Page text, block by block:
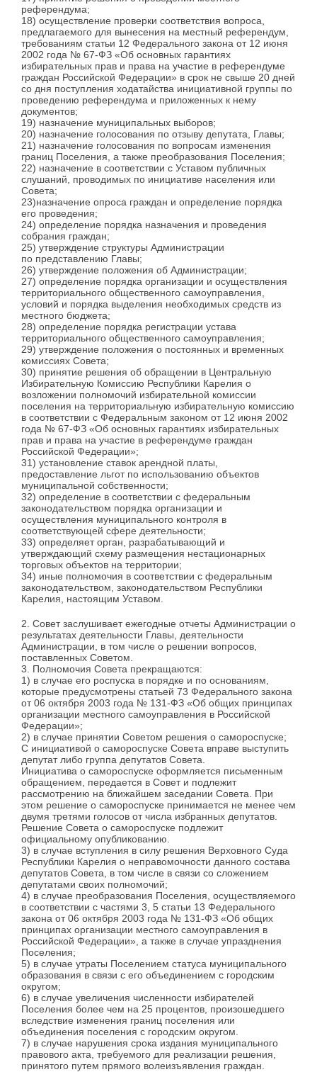
референдума;
18) осуществление проверки соответствия вопроса,
предлагаемого для вынесения на местный референдум,
требованиям статьи 12 Федерального закона от 12 июня
2002 года № 67-ФЗ «Об основных гарантиях
избирательных прав и права на участие в референдуме
граждан Российской Федерации» в срок не свыше 20 дней
со дня поступления ходатайства инициативной группы по
проведению референдума и приложенных к нему
документов;
19) назначение муниципальных выборов;
20) назначение голосования по отзыву депутата, Главы;
21) назначение голосования по вопросам изменения
границ Поселения, а также преобразования Поселения;
22) назначение в соответствии с Уставом публичных
слушаний, проводимых по инициативе населения или
Совета;
23)назначение опроса граждан и определение порядка
его проведения;
24) определение порядка назначения и проведения
собрания граждан;
25) утверждение структуры Администрации
по представлению Главы;
26) утверждение положения об Администрации;
27) определение порядка организации и осуществления
территориального общественного самоуправления,
условий и порядка выделения необходимых средств из
местного бюджета;
28) определение порядка регистрации устава
территориального общественного самоуправления;
29) утверждение положения о постоянных и временных
комиссиях Совета;
30) принятие решения об обращении в Центральную
Избирательную Комиссию Республики Карелия о
возложении полномочий избирательной комиссии
поселения на территориальную избирательную комиссию
в соответствии с Федеральным законом от 12 июня 2002
года № 67-ФЗ «Об основных гарантиях избирательных
прав и права на участие в референдуме граждан
Российской Федерации»;
31) установление ставок арендной платы,
предоставление льгот по использованию объектов
муниципальной собственности;
32) определение в соответствии с федеральным
законодательством порядка организации и
осуществления муниципального контроля в
соответствующей сфере деятельности;
33) определяет орган, разрабатывающий и
утверждающий схему размещения нестационарных
торговых объектов на территории;
34) иные полномочия в соответствии с федеральным
законодательством, законодательством Республики
Карелия, настоящим Уставом.
2. Совет заслушивает ежегодные отчеты Администрации о
результатах деятельности Главы, деятельности
Администрации, в том числе о решении вопросов,
поставленных Советом.
3. Полномочия Совета прекращаются:
1) в случае его роспуска в порядке и по основаниям,
которые предусмотрены статьей 73 Федерального закона
от 06 октября 2003 года № 131-ФЗ «Об общих принципах
организации местного самоуправления в Российской
Федерации»;
2) в случае принятии Советом решения о самороспуске;
С инициативой о самороспуске Совета вправе выступить
депутат либо группа депутатов Совета.
Инициатива о самороспуске оформляется письменным
обращением, передается в Совет и подлежит
рассмотрению на ближайшем заседании Совета. При
этом решение о самороспуске принимается не менее чем
двумя третями голосов от числа избранных депутатов.
Решение Совета о самороспуске подлежит
официальному опубликованию.
3) в случае вступления в силу решения Верховного Суда
Республики Карелия о неправомочности данного состава
депутатов Совета, в том числе в связи со сложением
депутатами своих полномочий;
4) в случае преобразования Поселения, осуществляемого
в соответствии с частями 3, 5 статьи 13 Федерального
закона от 06 октября 2003 года № 131-ФЗ «Об общих
принципах организации местного самоуправления в
Российской Федерации», а также в случае упразднения
Поселения;
5) в случае утраты Поселением статуса муниципального
образования в связи с его объединением с городским
округом;
6) в случае увеличения численности избирателей
Поселения более чем на 25 процентов, произошедшего
вследствие изменения границ поселения или
объединения поселения с городским округом.
7) в случае нарушения срока издания муниципального
правового акта, требуемого для реализации решения,
принятого путем прямого волеизъявления граждан.